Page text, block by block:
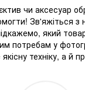
чи аксесуар
Зв'яжіться з
який
потребам у
техніку, а й